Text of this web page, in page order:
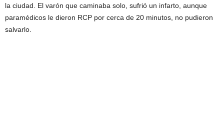
la ciudad. El varón que caminaba solo, sufrió un infarto, aunque
paramédicos le dieron RCP por cerca de 20 minutos, no pudieron
salvarlo.